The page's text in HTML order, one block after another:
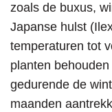
zoals de buxus,
Japanse hulst
temperaturen tot
planten
gedurende de
maanden